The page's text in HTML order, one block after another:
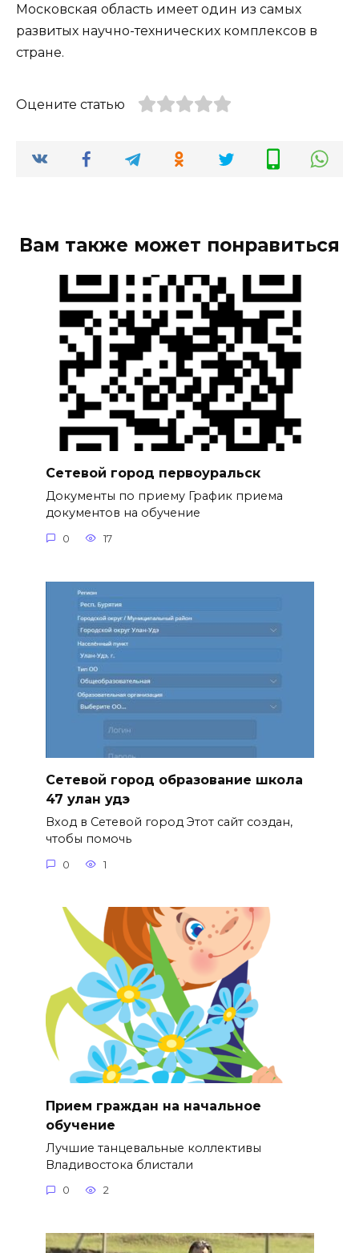
Московская область имеет один из самых
развитых научно-технических комплексов в
стране.
Оцените статью
Вам также может понравиться
Сетевой город первоуральск
Документы по приему График приема
документов на обучение
0 17
Сетевой город образование школа
47 улан удэ
Вход в Сетевой город Этот сайт создан,
чтобы помочь
0 1
Прием граждан на начальное
обучение
Лучшие танцевальные коллективы
Владивостока блистали
0 2